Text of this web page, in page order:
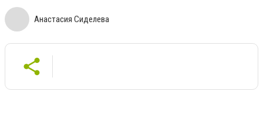
Анастасия Сиделева